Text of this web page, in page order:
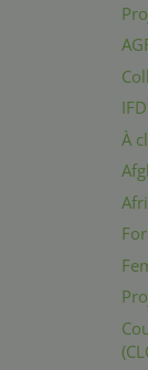
À